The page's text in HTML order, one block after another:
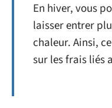
En hiver, vous
laisser entrer
chaleur. Ainsi,
sur les frais liés